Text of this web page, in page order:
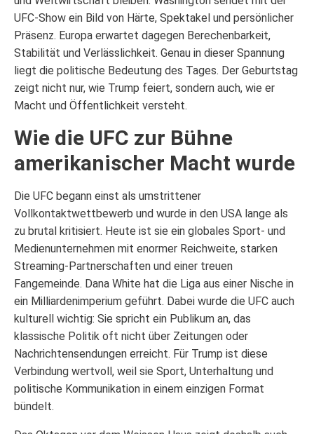
UFC-Show ein Bild von Härte, Spektakel und persönlicher
Präsenz. Europa erwartet dagegen Berechenbarkeit,
Stabilität und Verlässlichkeit. Genau in dieser Spannung
liegt die politische Bedeutung des Tages. Der Geburtstag
zeigt nicht nur, wie Trump feiert, sondern auch, wie er
Macht und Öffentlichkeit versteht.
Wie die UFC zur Bühne
amerikanischer Macht wurde
Die UFC begann einst als umstrittener
Vollkontaktwettbewerb und wurde in den USA lange als
zu brutal kritisiert. Heute ist sie ein globales Sport- und
Medienunternehmen mit enormer Reichweite, starken
Streaming-Partnerschaften und einer treuen
Fangemeinde. Dana White hat die Liga aus einer Nische in
ein Milliardenimperium geführt. Dabei wurde die UFC auch
kulturell wichtig: Sie spricht ein Publikum an, das
klassische Politik oft nicht über Zeitungen oder
Nachrichtensendungen erreicht. Für Trump ist diese
Verbindung wertvoll, weil sie Sport, Unterhaltung und
politische Kommunikation in einem einzigen Format
bündelt.